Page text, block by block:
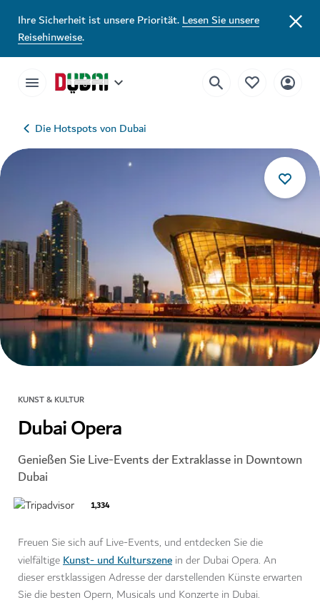
Ihre Sicherheit ist unsere Priorität.Lesen Sie unsere
Reisehinweise.
Die Hotspots von Dubai
KUNST & KULTUR
Dubai Opera
Genießen Sie Live-Events der Extraklasse in Downtown
Dubai
1,334
Freuen Sie sich auf Live-Events, und entdecken Sie die
vielfältigeKunst- und Kulturszene in der Dubai Opera. An
dieser erstklassigen Adresse der darstellenden Künste erwarten
Sie die besten Opern, Musicals und Konzerte in Dubai.